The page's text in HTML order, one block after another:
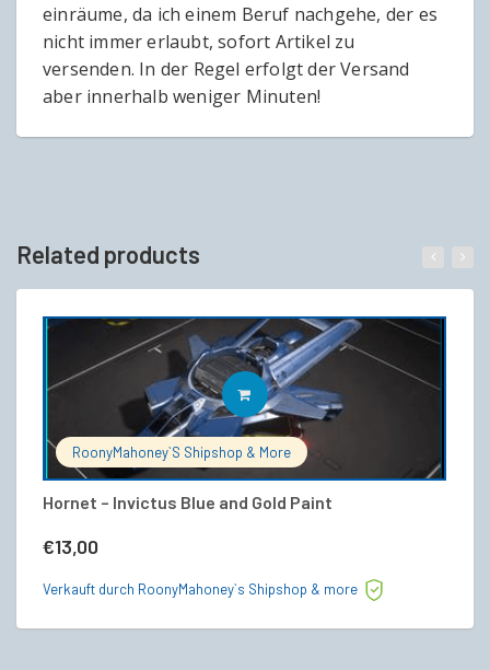
einräume, da ich einem Beruf nachgehe, der es
nicht immer erlaubt, sofort Artikel zu
versenden. In der Regel erfolgt der Versand
aber innerhalb weniger Minuten!
Related products
RoonyMahoney`s Shipshop & More
Hornet – Invictus Blue and Gold Paint
€13,00
IN DEN WARENKORB
Verkauft durch RoonyMahoney`s Shipshop & more